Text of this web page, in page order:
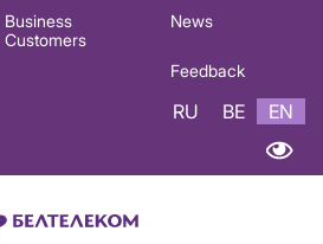
Business
Customers
News
Feedback
RU BE EN